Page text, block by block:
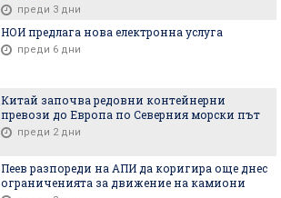
преди 3 дни
НОИ предлага нова електронна услуга
преди 6 дни
Китай започва редовни контейнерни
превози до Европа по Северния морски път
преди 2 дни
Пеев разпореди на АПИ да коригира още днес
ограниченията за движение на камиони